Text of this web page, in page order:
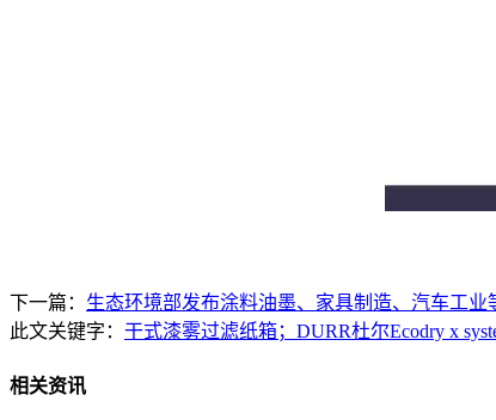
下一篇： 生态环境部发布涂料油墨、家具制造、汽车工
此文关键字： 干式漆雾过滤纸箱；DURR杜尔Ecodry x
相关资讯